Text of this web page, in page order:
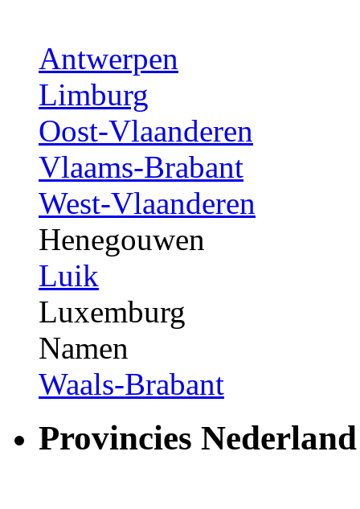
Antwerpen
Limburg
Oost-Vlaanderen
Vlaams-Brabant
West-Vlaanderen
Henegouwen
Luik
Luxemburg
Namen
Waals-Brabant
Provincies Nederland